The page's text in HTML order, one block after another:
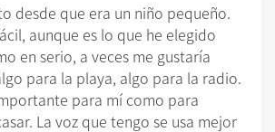
desde que era un niño pequeño.
aunque es lo que he elegido
en serio, a veces me gustaría
para la playa, algo para la radio.
para mí como para
La voz que tengo se usa mejor